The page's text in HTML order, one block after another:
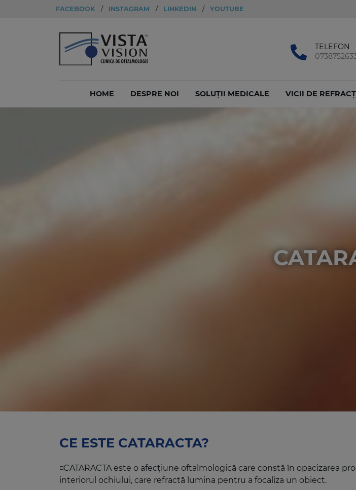
FACEBOOK / INSTAGRAM / LINKEDIN / YOUTUBE
TELEFON
HOME DESPRE NOI SOLUȚII MEDICALE VICII DE
CE ESTE CATARACTA?
◽️CATARACTA este o afecțiune oftalmologică care constă în opacizarea
interiorul ochiului, care refractă lumina pentru a focaliza un obiect.